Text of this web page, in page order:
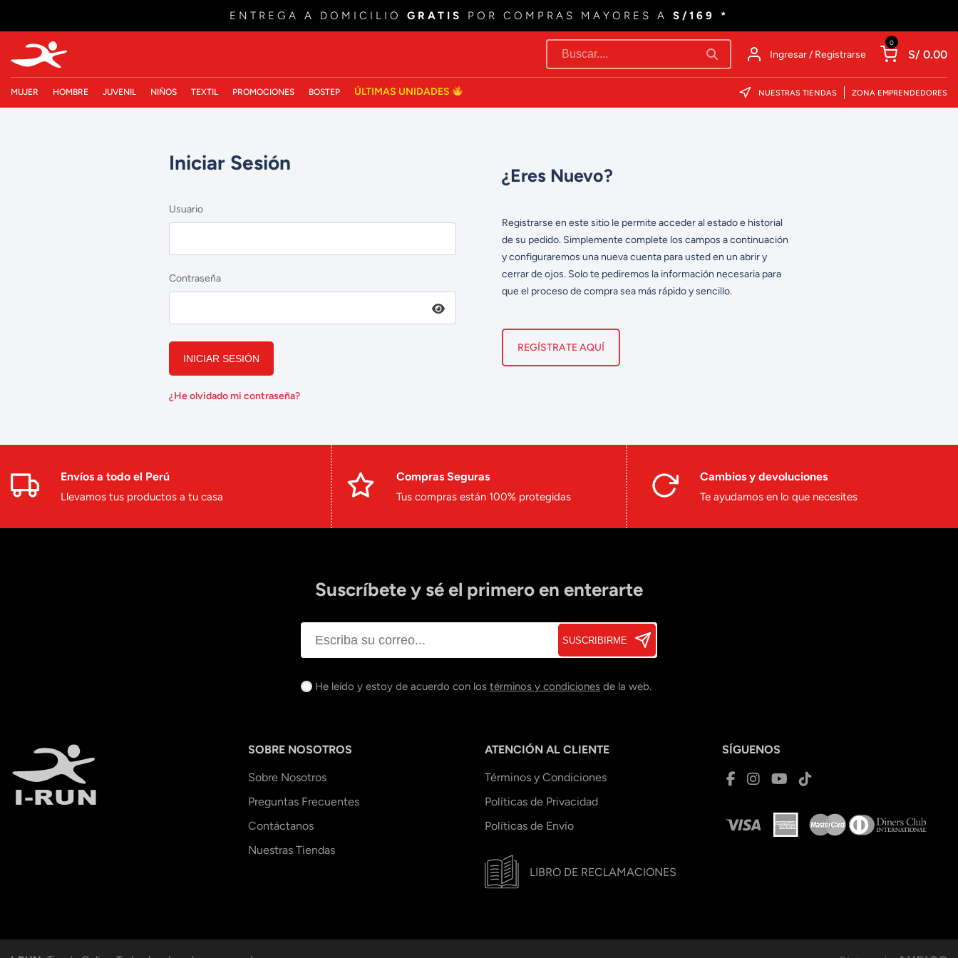
ENTREGA A DOMICILIO GRATIS POR COMPRAS MAYORES A S/169 *
Ingresar / Registrarse
0
S/ 0.00
MUJER HOMBRE JUVENIL NIÑOS TEXTIL PROMOCIONES BOSTEP ÚLTIMAS UNIDADES NUESTRAS TIENDAS ZONA EMPRENDEDORES
Iniciar Sesión
Usuario
Contraseña
INICIAR SESIÓN
¿He olvidado mi contraseña?
¿Eres Nuevo?
Registrarse en este sitio le permite acceder al estado e historial
de su pedido. Simplemente complete los campos a continuación
y configuraremos una nueva cuenta para usted en un abrir y
cerrar de ojos. Solo te pediremos la información necesaria para
que el proceso de compra sea más rápido y sencillo.
REGÍSTRATE AQUÍ
Envíos a todo el Perú
Llevamos tus productos a tu casa
Compras Seguras
Tus compras están 100% protegidas
Cambios y devoluciones
Te ayudamos en lo que necesites
Suscríbete y sé el primero en enterarte
SUSCRIBIRME
He leído y estoy de acuerdo con los términos y condiciones de la web.
SOBRE NOSOTROS
Sobre Nosotros
Preguntas Frecuentes
Contáctanos
Nuestras Tiendas
ATENCIÓN AL CLIENTE
Términos y Condiciones
Políticas de Privacidad
Políticas de Envío
LIBRO DE RECLAMACIONES
SÍGUENOS